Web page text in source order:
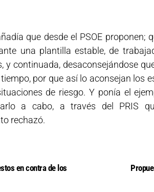
que desde el PSOE proponen;
una plantilla estable, de
y continuada, desaconsejándose
por que así lo aconsejan los
de riesgo. Y ponía el
a cabo, a través del PRIS
rechazó.
en contra de los